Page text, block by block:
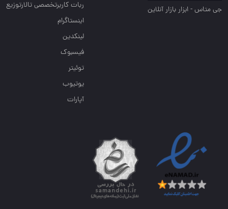
جی متاس - ابزار بازار آنلاین
ربات کاربرتخصصی تالارتوزیع
اینستاگرام
لینکدین
فیسبوک
توئیتر
یوتیوب
آپارات